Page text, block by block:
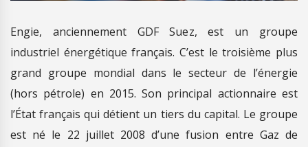
Engie, anciennement GDF Suez, est un groupe
industriel énergétique français. C’est le troisième plus
grand groupe mondial dans le secteur de l’énergie
(hors pétrole) en 2015. Son principal actionnaire est
l’État français qui détient un tiers du capital. Le groupe
est né le 22 juillet 2008 d’une fusion entre Gaz de